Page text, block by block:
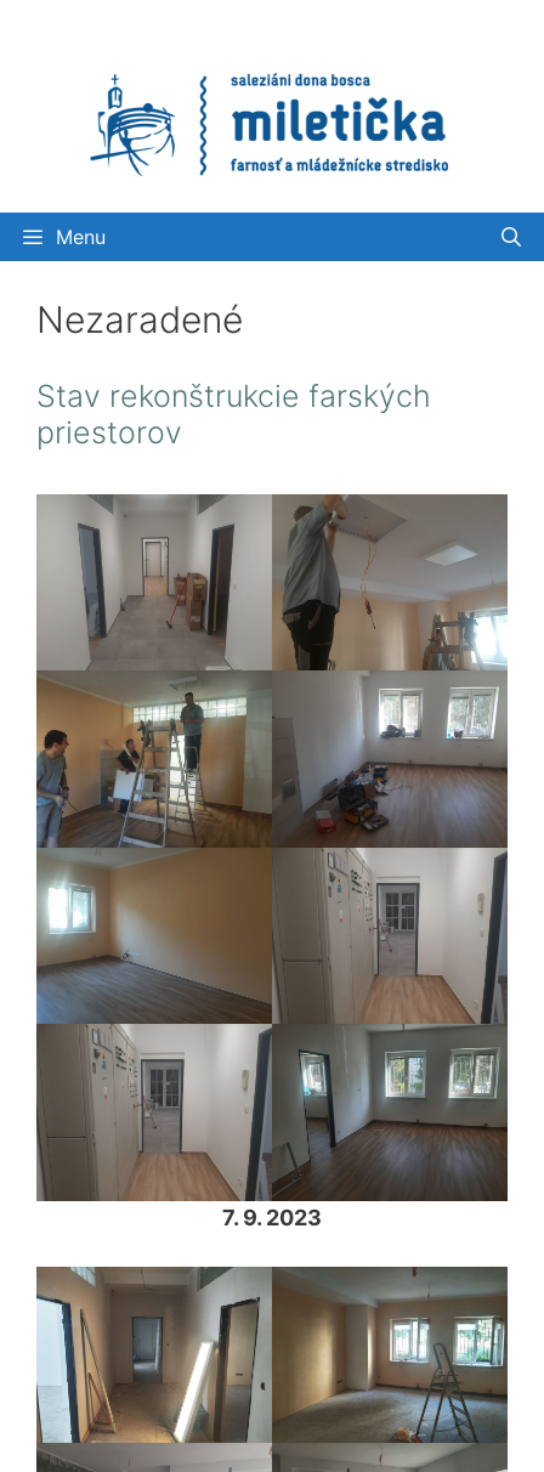
Menu
Nezaradené
Stav rekonštrukcie farských
priestorov
7. 9. 2023